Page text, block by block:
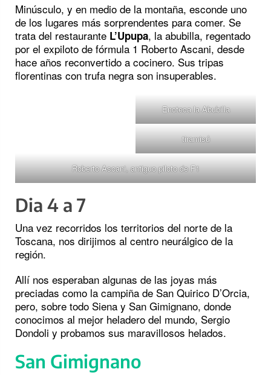
Minúsculo, y en medio de la montaña, esconde uno
de los lugares más sorprendentes para comer. Se
trata del restaurante L’Upupa, la abubilla, regentado
por el expiloto de fórmula 1 Roberto Ascani, desde
hace años reconvertido a cocinero. Sus tripas
florentinas con trufa negra son insuperables.
Enoteca la Abubilla
tiramisú
Roberto Ascani, antiguo piloto de F1
Dia 4 a 7
Una vez recorridos los territorios del norte de la
Toscana, nos dirijimos al centro neurálgico de la
región.
Allí nos esperaban algunas de las joyas más
preciadas como la campiña de San Quirico D’Orcia,
pero, sobre todo Siena y San Gimignano, donde
conocimos al mejor heladero del mundo, Sergio
Dondoli y probamos sus maravillosos helados.
San Gimignano